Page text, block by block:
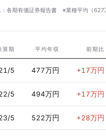
各期有価証券報告書 ※業種平均（627
算期 平均年収 前期比
5 477万円 +17万円
5 494万円 +17万円
5 522万円 +28万円